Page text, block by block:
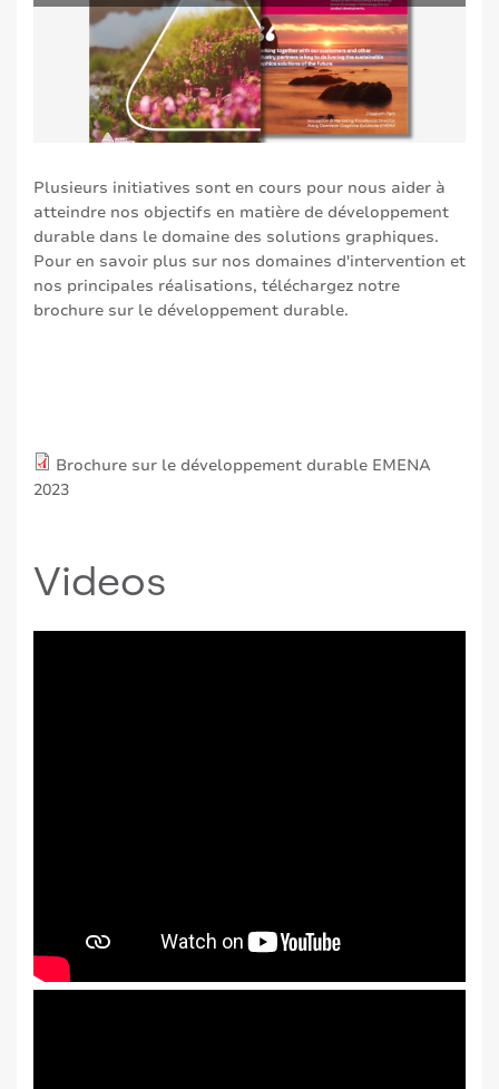
Plusieurs initiatives sont en cours pour nous aider à
atteindre nos objectifs en matière de développement
durable dans le domaine des solutions graphiques.
Pour en savoir plus sur nos domaines d'intervention et
nos principales réalisations, téléchargez notre
brochure sur le développement durable.
Brochure sur le développement durable EMENA
2023
Videos